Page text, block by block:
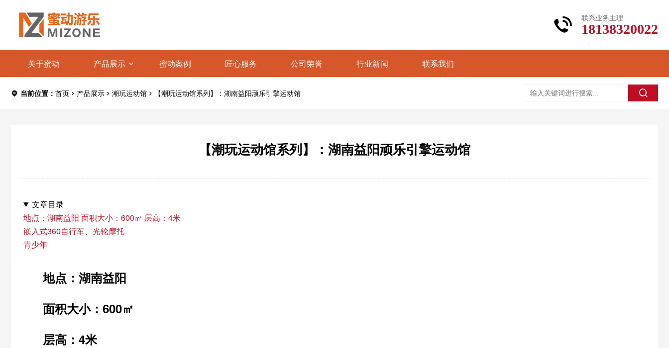
联系业务主理
18138320022
关于蜜动 产品展示 蜜动案例 匠心服务 公司荣誉 行业新闻 联系我们
当前位置： 首页 产品展示 潮玩运动馆 【潮玩运动馆系列】：湖南益阳顽乐引擎运动馆
【潮玩运动馆系列】：湖南益阳顽乐引擎运动馆
文章目录
地点：湖南益阳 面积大小：600㎡ 层高：4米
嵌入式360自行车、光轮摩托
青少年
地点：湖南益阳
面积大小：600㎡
层高：4米